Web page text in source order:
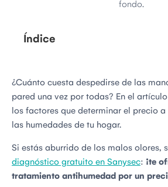
Índice
¿Cuánto cuesta despedirse de las
pared una vez por todas? En el
los factores que determinar el precio
las humedades de tu hogar.
Si estás aburrido de los malos olores,
diagnóstico gratuito en Sanysec: ¡te
tratamiento antihumedad por un